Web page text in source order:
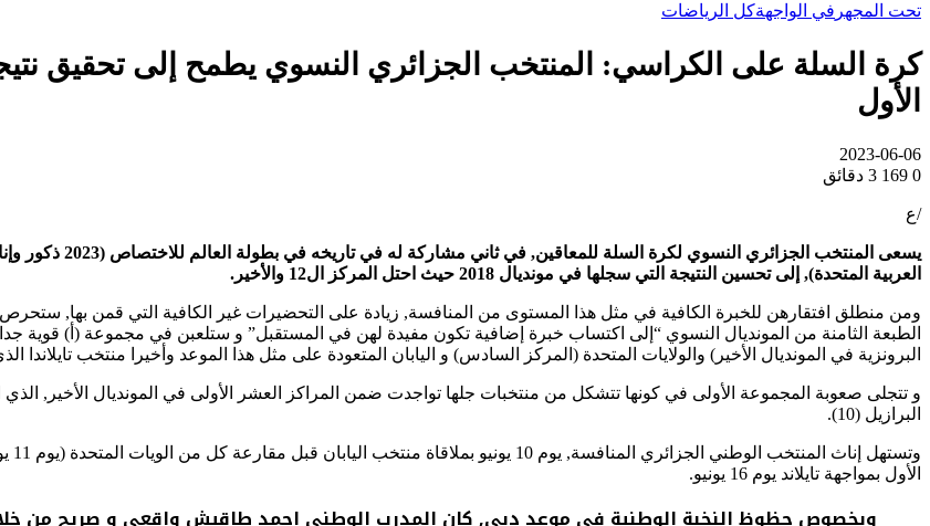
تحت المجهر في الواجهةكل الرياضات
كرة السلة على الكراسي: المنتخب الجزائري النسوي يطمح إلى تحقيق
الأول
2023-06-06
0
3 دقائق
/ع
العربية المتحدة), إلى تحسين النتيجة التي سجلها في مونديال 2018 حيث احتل المركز ال12 والأخير.
ومن منطلق افتقارهن للخبرة الكافية في مثل هذا المستوى من المنافسة, زيادة على التحضيرات غير الكافية التي قمن بها,
الطبعة الثامنة من المونديال النسوي “إلى اكتساب خبرة إضافية تكون مفيدة لهن في المستقبل” و ستلعبن في مجموعة (أ) قوية
البرونزية في المونديال الأخير) والولايات المتحدة (المركز السادس) و اليابان المتعودة على مثل هذا الموعد وأخيرا منتخب
البرازيل (10).
الأول بمواجهة تايلاند يوم 16 يونيو.